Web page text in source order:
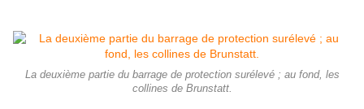
La deuxième partie du barrage de protection surélevé ; au fond, les
collines de Brunstatt.